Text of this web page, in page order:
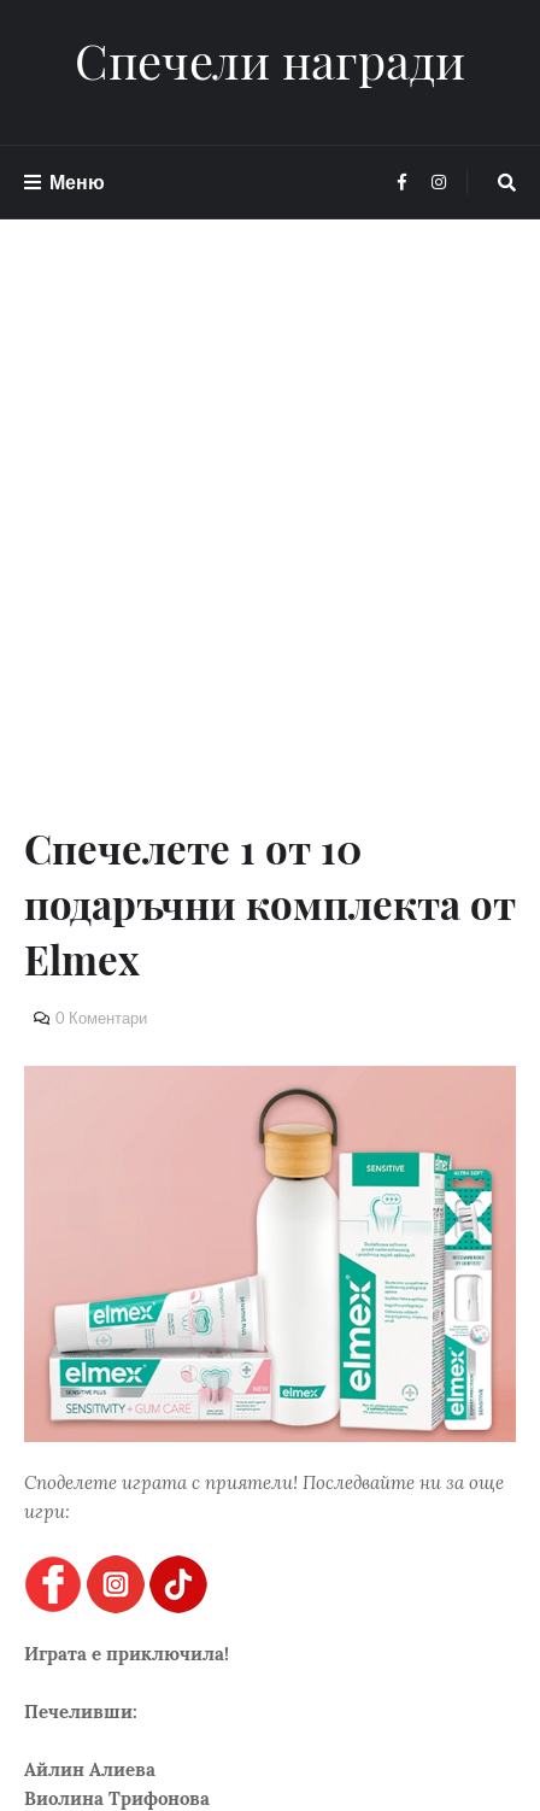
Спечели награди
Меню
Спечелете 1 от 10
подаръчни комплекта от
Elmex
0 Коментари
Споделете играта с приятели! Последвайте ни за още
игри:
Играта е приключила!
Печеливши:
Айлин Алиева
Виолина Трифонова